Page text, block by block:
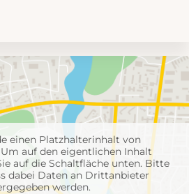
einen Platzhalterinhalt von
Um auf den eigentlichen Inhalt
auf die Schaltfläche unten. Bitte
dabei Daten an Drittanbieter
werden.